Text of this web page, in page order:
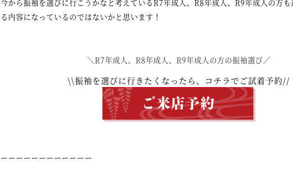
今から振袖を選びに行こうかなと考えているR7年成人、R8年成人、R9年成人の方
る内容になっているのではないかと思います！
＼R7年成人、R8年成人、R9年成人の方の振袖選び／
\\振袖を選びに行きたくなったら、コチラでご試着予約//
ーーーーーーーーーーーー